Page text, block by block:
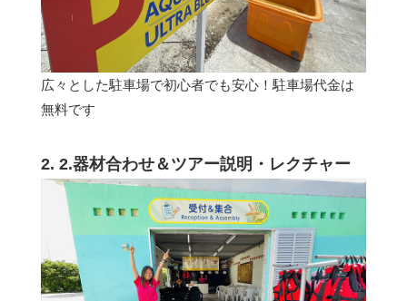
広々とした駐車場で初心者でも安心！駐車場代金は
無料です
2. 2.器材合わせ＆ツアー説明・レクチャー